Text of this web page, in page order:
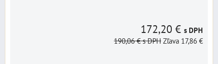
172,20 € s DPH
190,06 €s DPH Zľava 17,86 €